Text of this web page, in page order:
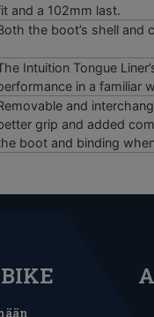
and a 102mm last.
the boot’s shell
Intuition Tongue
in a familiar
and
grip and added
boot and binding